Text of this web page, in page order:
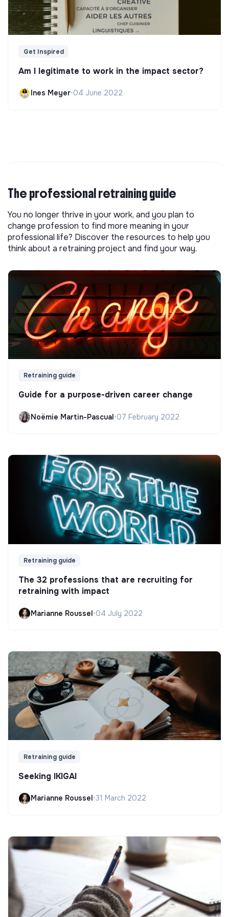
Get Inspired
Am I legitimate to work in the impact sector?
Ines Meyer•04 June 2022
The professional retraining guide
You no longer thrive in your work, and you plan to
change profession to find more meaning in your
professional life? Discover the resources to help you
think about a retraining project and find your way.
Retraining guide
Guide for a purpose-driven career change
Noëmie Martin-Pascual•07 February 2022
Retraining guide
The 32 professions that are recruiting for
retraining with impact
Marianne Roussel•04 July 2022
Retraining guide
Seeking IKIGAI
Marianne Roussel•31 March 2022